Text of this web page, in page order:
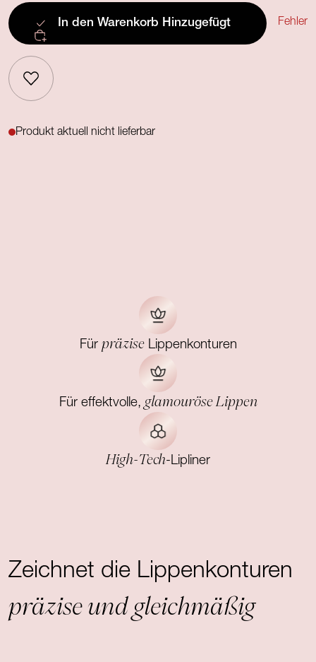
In den Warenkorb Hinzugefügt Fehler
Produkt aktuell nicht lieferbar
Für präziseLippenkonturen
Für effektvolle,glamouröse Lippen
High-Tech-Lipliner
Zeichnet die Lippenkonturen
präzise und gleichmäßig